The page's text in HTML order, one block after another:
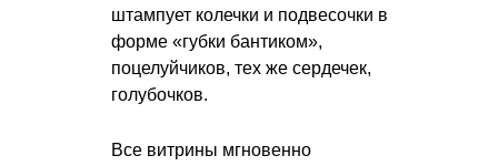
штампует колечки и подвесочки в
форме «губки бантиком»,
поцелуйчиков, тех же сердечек,
голубочков.
Все витрины мгновенно